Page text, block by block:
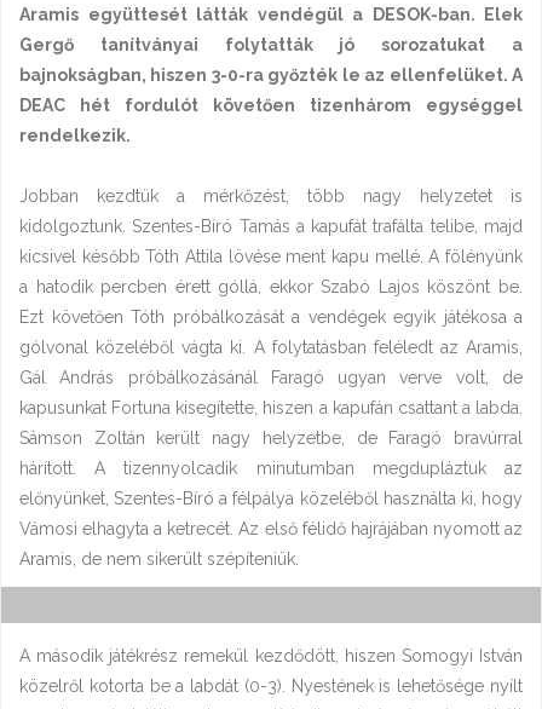
Aramis együttesét látták vendégül a DESOK-ban. Elek
Gergő tanítványai folytatták jó sorozatukat a
bajnokságban, hiszen 3-0-ra győzték le az ellenfelüket. A
DEAC hét fordulót követően tizenhárom egységgel
rendelkezik.
Jobban kezdtük a mérkőzést, több nagy helyzetet is
kidolgoztunk. Szentes-Bíró Tamás a kapufát trafálta telibe, majd
kicsivel később Tóth Attila lövése ment kapu mellé. A fölényünk
a hatodik percben érett góllá, ekkor Szabó Lajos köszönt be.
Ezt követően Tóth próbálkozását a vendégek egyik játékosa a
gólvonal közeléből vágta ki. A folytatásban feléledt az Aramis,
Gál András próbálkozásánál Faragó ugyan verve volt, de
kapusunkat Fortuna kisegítette, hiszen a kapufán csattant a labda.
Sámson Zoltán került nagy helyzetbe, de Faragó bravúrral
hárított. A tizennyolcadik minutumban megdupláztuk az
előnyünket, Szentes-Bíró a félpálya közeléből használta ki, hogy
Vámosi elhagyta a ketrecét. Az első félidő hajrájában nyomott az
Aramis, de nem sikerült szépíteniük.
A második játékrész remekül kezdődött, hiszen Somogyi István
közelről kotorta be a labdát (0-3). Nyestének is lehetősége nyílt